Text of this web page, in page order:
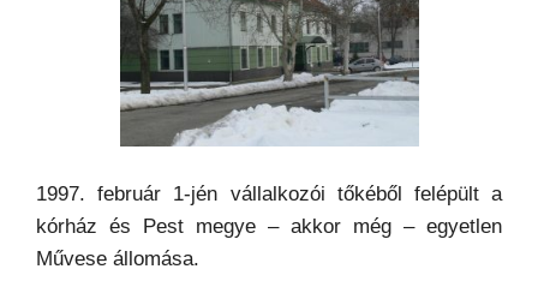
1997. február 1-jén vállalkozói tőkéből felépült a
kórház és Pest megye – akkor még – egyetlen
Művese állomása.